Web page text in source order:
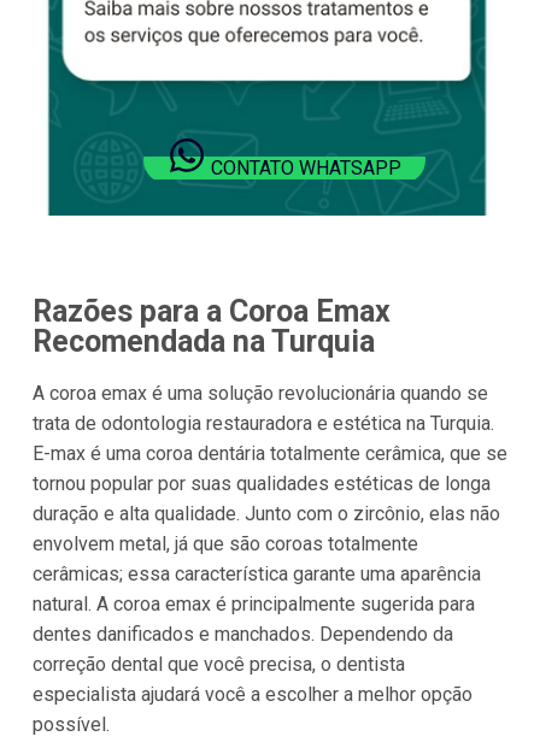
CONTATO WHATSAPP
Razões para a Coroa Emax
Recomendada na Turquia
A coroa emax é uma solução revolucionária quando se
trata de odontologia restauradora e estética na Turquia.
E-max é uma coroa dentária totalmente cerâmica, que se
tornou popular por suas qualidades estéticas de longa
duração e alta qualidade. Junto com o zircônio, elas não
envolvem metal, já que são coroas totalmente
cerâmicas; essa característica garante uma aparência
natural. A coroa emax é principalmente sugerida para
dentes danificados e manchados. Dependendo da
correção dental que você precisa, o dentista
especialista ajudará você a escolher a melhor opção
possível.